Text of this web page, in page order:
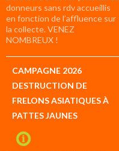
donneurs sans rdv accueillis
en fonction de l’affluence sur
la collecte. VENEZ
NOMBREUX !
CAMPAGNE 2026
DESTRUCTION DE
FRELONS ASIATIQUES À
PATTES JAUNES